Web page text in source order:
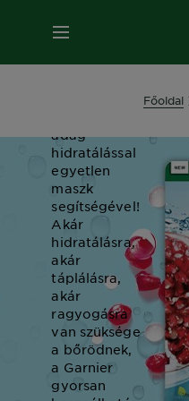
MENÜ
Főoldal
adag
hidratálással
egyetlen
maszk
segítségével!
Akár
hidratálásra,
akár
táplálásra,
akár
ragyogásra
van szüksége
a bőrödnek,
a Garnier
gyorsan